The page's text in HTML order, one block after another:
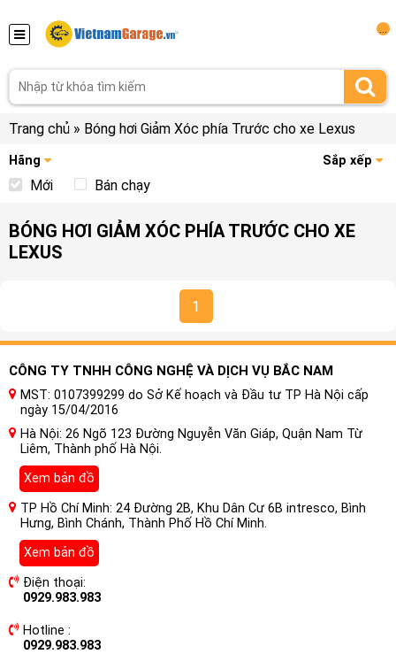
Trang chủ » Bóng hơi Giảm Xóc phía Trước cho xe Lexus
Hãng Sắp xếp
Mới Bán chạy
BÓNG HƠI GIẢM XÓC PHÍA TRƯỚC CHO XE
LEXUS
1
CÔNG TY TNHH CÔNG NGHỆ VÀ DỊCH VỤ BẮC NAM
MST: 0107399299 do Sở Kế hoạch và Đầu tư TP Hà Nội cấp
ngày 15/04/2016
Hà Nội: 26 Ngõ 123 Đường Nguyễn Văn Giáp, Quận Nam Từ
Liêm, Thành phố Hà Nội.
Xem bản đồ
TP Hồ Chí Minh: 24 Đường 2B, Khu Dân Cư 6B intresco, Bình
Hưng, Bình Chánh, Thành Phố Hồ Chí Minh.
Xem bản đồ
Điện thoại:
0929.983.983
Hotline :
0929.983.983